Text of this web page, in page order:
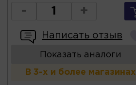
- +
Написать отзыв
Показать аналоги
В 3-х и более магазинах